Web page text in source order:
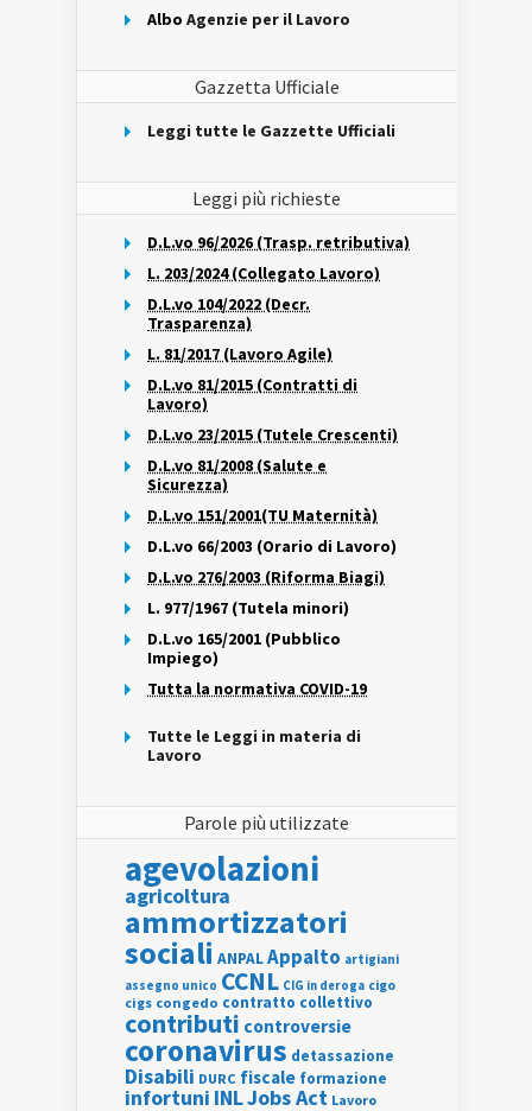
Albo Agenzie per il Lavoro
Gazzetta Ufficiale
Leggi tutte le Gazzette Ufficiali
Leggi più richieste
D.L.vo 96/2026 (Trasp. retributiva)
L. 203/2024 (Collegato Lavoro)
D.L.vo 104/2022 (Decr.
Trasparenza)
L. 81/2017 (Lavoro Agile)
D.L.vo 81/2015 (Contratti di
Lavoro)
D.L.vo 23/2015 (Tutele Crescenti)
D.L.vo 81/2008 (Salute e
Sicurezza)
D.L.vo 151/2001(TU Maternità)
D.L.vo 66/2003 (Orario di Lavoro)
D.L.vo 276/2003 (Riforma Biagi)
L. 977/1967 (Tutela minori)
D.L.vo 165/2001 (Pubblico
Impiego)
Tutta la normativa COVID-19
Tutte le Leggi in materia di
Lavoro
Parole più utilizzate
agevolazioni
agricoltura
ammortizzatori
sociali ANPALAppalto artigiani
assegno unico CCNL CIG in deroga cigo
cigs congedo contratto collettivo
contributi controversie
coronavirus detassazione
Disabili DURC fiscale formazione
infortuni INLJobs Act Lavoro